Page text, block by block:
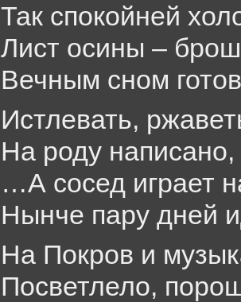
Так спокойней
Лист осины –
Вечным сном
Истлевать,
На роду
…А сосед играет
Нынче пару дней
На Покров и
Посветлело,